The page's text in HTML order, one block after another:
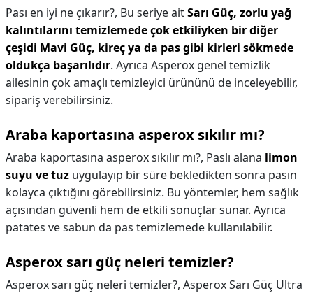
Pası en iyi ne çıkarır?, Bu seriye aitSarı Güç, zorlu yağ
kalıntılarını temizlemede çok etkiliyken bir diğer
çeşidi Mavi Güç, kireç ya da pas gibi kirleri sökmede
oldukça başarılıdır. Ayrıca Asperox genel temizlik
ailesinin çok amaçlı temizleyici ürününü de inceleyebilir,
sipariş verebilirsiniz.
Araba kaportasına asperox sıkılır mı?
Araba kaportasına asperox sıkılır mı?, Paslı alana limon
suyu ve tuz uygulayıp bir süre bekledikten sonra pasın
kolayca çıktığını görebilirsiniz. Bu yöntemler, hem sağlık
açısından güvenli hem de etkili sonuçlar sunar. Ayrıca
patates ve sabun da pas temizlemede kullanılabilir.
Asperox sarı güç neleri temizler?
Asperox sarı güç neleri temizler?, Asperox Sarı Güç Ultra